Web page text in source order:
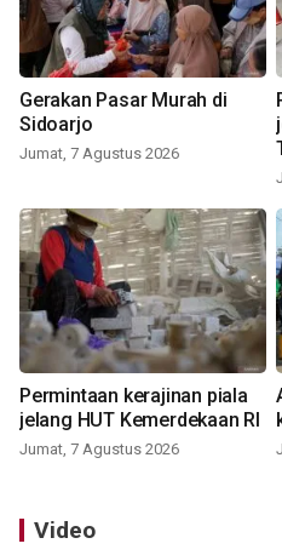
Gerakan Pasar Murah di
Sidoarjo
Jumat, 7 Agustus 2026
Permintaan kerajinan piala
jelang HUT Kemerdekaan RI
Jumat, 7 Agustus 2026
Video